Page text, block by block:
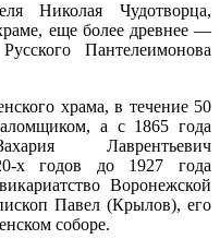
Николая Чудотворца,
еще более древнее —
Пантелеимонова
храма, в течение 50
а с 1865 года
Лаврентьевич
х годов до 1927 года
Воронежской
Павел (Крылов), его
соборе.